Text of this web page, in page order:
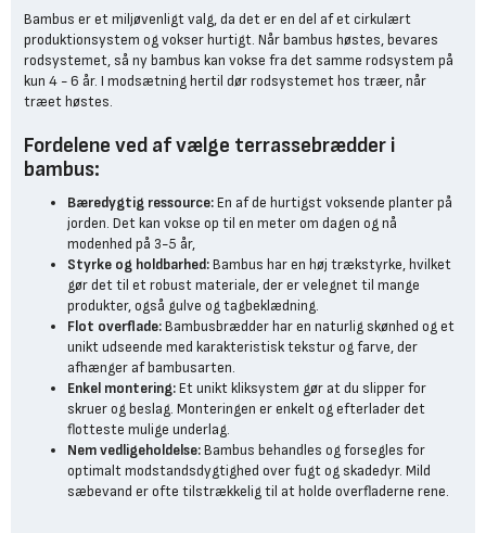
Bambus er et miljøvenligt valg, da det er en del af et cirkulært
produktionsystem og vokser hurtigt. Når bambus høstes, bevares
rodsystemet, så ny bambus kan vokse fra det samme rodsystem på
kun 4 - 6 år. I modsætning hertil dør rodsystemet hos træer, når
træet høstes.
Fordelene ved af vælge terrassebrædder i
bambus:
Bæredygtig ressource:En af ​​de hurtigst voksende planter på
jorden. Det kan vokse op til en meter om dagen og nå
modenhed på 3-5 år,
Styrke og holdbarhed:Bambus har en høj trækstyrke, hvilket
gør det til et robust materiale, der er velegnet til mange
produkter, også gulve og tagbeklædning.
Flot overflade:Bambusbrædder har en naturlig skønhed og et
unikt udseende med karakteristisk tekstur og farve, der
afhænger af bambusarten.
Enkel montering:Et unikt kliksystem gør at du slipper for
skruer og beslag. Monteringen er enkelt og efterlader det
flotteste mulige underlag.
Nem vedligeholdelse:Bambus behandles og forsegles for
optimalt modstandsdygtighed over fugt og skadedyr. Mild
sæbevand er ofte tilstrækkelig til at holde overfladerne rene.